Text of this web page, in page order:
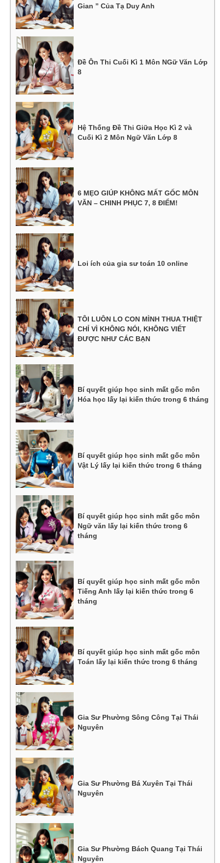
Gian ” Của Tạ Duy Anh
Đề Ôn Thi Cuối Kì 1 Môn NGữ Văn Lớp
8
Hệ Thống Đề Thi Giữa Học Kì 2 và
Cuối Kì 2 Môn Ngữ Văn Lớp 8
6 MẸO GIÚP KHÔNG MẤT GỐC MÔN
VĂN – CHINH PHỤC 7, 8 ĐIỂM!
Loi ích của gia sư toán 10 online
TÔI LUÔN LO CON MÌNH THUA THIỆT
CHỈ VÌ KHÔNG NÓI, KHÔNG VIẾT
ĐƯỢC NHƯ CÁC BẠN
Bí quyết giúp học sinh mất gốc môn
Hóa học lấy lại kiến thức trong 6 tháng
Bí quyết giúp học sinh mất gốc môn
Vật Lý lấy lại kiến thức trong 6 tháng
Bí quyết giúp học sinh mất gốc môn
Ngữ văn lấy lại kiến thức trong 6
tháng
Bí quyết giúp học sinh mất gốc môn
Tiếng Anh lấy lại kiến thức trong 6
tháng
Bí quyết giúp học sinh mất gốc môn
Toán lấy lại kiến thức trong 6 tháng
Gia Sư Phường Sông Công Tại Thái
Nguyên
Gia Sư Phường Bá Xuyên Tại Thái
Nguyên
Gia Sư Phường Bách Quang Tại Thái
Nguyên